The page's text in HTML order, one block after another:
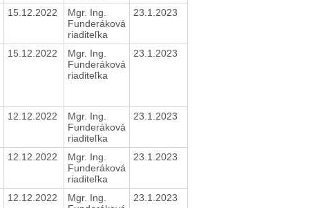
15.12.2022
Mgr. Ing.
Funderáková
riaditeľka
23.1.2023
15.12.2022
Mgr. Ing.
Funderáková
riaditeľka
23.1.2023
12.12.2022
Mgr. Ing.
Funderáková
riaditeľka
23.1.2023
12.12.2022
Mgr. Ing.
Funderáková
riaditeľka
23.1.2023
12.12.2022
Mgr. Ing.
23.1.2023